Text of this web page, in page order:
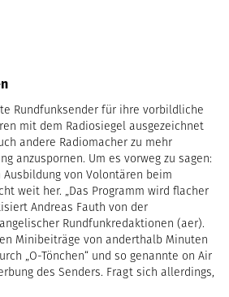
Rundfunksender für ihre vorbildliche
mit dem Radiosiegel ausgezeichnet
andere Radiomacher zu mehr
anzuspornen. Um es vorweg zu sagen:
von Volontären beim
weit her. „Das Programm wird flacher
Andreas Fauth von der
Rundfunkredaktionen (aer).
Minibeiträge von anderthalb Minuten
„O-Tönchen“ und so genannte on Air
des Senders. Fragt sich allerdings,